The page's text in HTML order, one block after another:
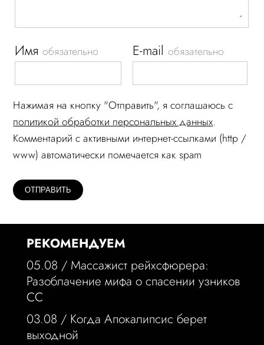
Имяобязательно E-mailобязательно
Нажимая на кнопку "Отправить", я соглашаюсь c
политикой обработки персональных данных.
Комментарий c активными интернет-ссылками (http /
www) автоматически помечается как spam
РЕКОМЕНДУЕМ
05.08 / Массажист рейхсфюрера:
Разоблачение мифа о спасении узников
СС
03.08 / Когда Апокалипсис берет
выходной